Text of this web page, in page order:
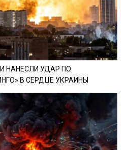
НАНЕСЛИ УДАР ПО
В СЕРДЦЕ УКРАИНЫ